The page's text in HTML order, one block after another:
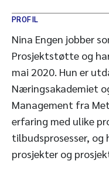
PROFIL
Nina Engen jobber
Prosjektstøtte og
mai 2020. Hun er
Næringsakademiet
Management fra
erfaring med ulike
tilbudsprosesser, og
prosjekter og